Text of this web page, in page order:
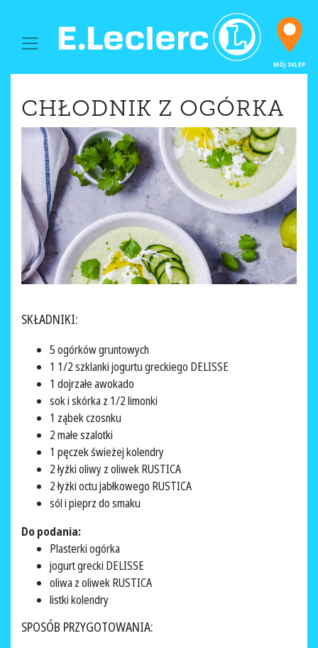
MAIN NAVIGATION
MÓJ SKLEP
CHŁODNIK Z OGÓRKA
SKŁADNIKI:
5 ogórków gruntowych
1 1/2 szklanki jogurtu greckiego DELISSE
1 dojrzałe awokado
sok i skórka z 1/2 limonki
1 ząbek czosnku
2 małe szalotki
1 pęczek świeżej kolendry
2 łyżki oliwy z oliwek RUSTICA
2 łyżki octu jabłkowego RUSTICA
sól i pieprz do smaku
Do podania:
Plasterki ogórka
jogurt grecki DELISSE
oliwa z oliwek RUSTICA
listki kolendry
SPOSÓB PRZYGOTOWANIA: